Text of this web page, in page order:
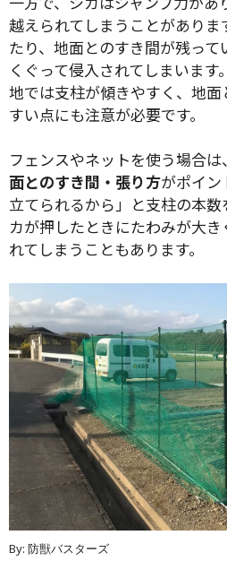
越えられてしまうことがありま
たり、地面とのすき間が残っ
くぐって侵入されてしまいま
地では支柱が傾きやすく、地
すい点にも注意が必要です。
フェンスやネットを使う場合は、
面とのすき間・張り方がポイン
立てられるから」と支柱の本
カが押したときにたわみが大
れてしまうこともあります。
By: 防獣バスターズ